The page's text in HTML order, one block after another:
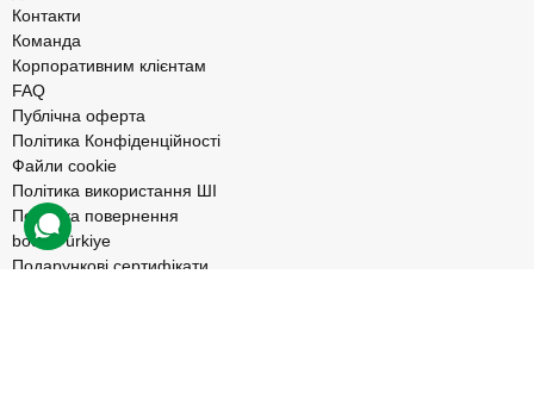
Контакти
Команда
Корпоративним клієнтам
FAQ
Публічна оферта
Політика Конфіденційності
Файли cookie
Політика використання ШІ
Політика повернення
bodo Türkiye
Подарункові сертифікати